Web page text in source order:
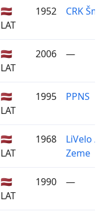
🇱🇻
LAT
1952 CRK
🇱🇻
LAT
2006 —
🇱🇻
LAT
1995 PPNS
🇱🇻
LAT
1968
LiVelo /
Zeme
🇱🇻
LAT
1990 —